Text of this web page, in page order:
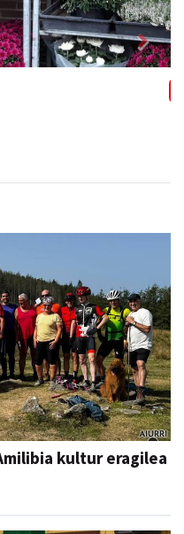
Next
kultur eragilea